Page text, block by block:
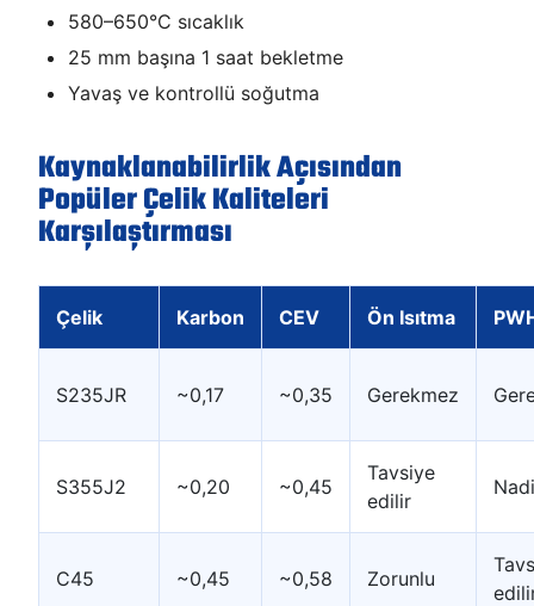
580–650°C sıcaklık
25 mm başına 1 saat bekletme
Yavaş ve kontrollü soğutma
Kaynaklanabilirlik Açısından
Popüler Çelik Kaliteleri
Karşılaştırması
Çelik Karbon CEV Ön Isıtma
S235JR ~0,17 ~0,35 Gerekmez
S355J2 ~0,20 ~0,45
Tavsiye
edilir
C45 ~0,45 ~0,58 Zorunlu